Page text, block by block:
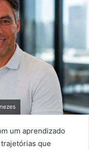
um aprendizado
que